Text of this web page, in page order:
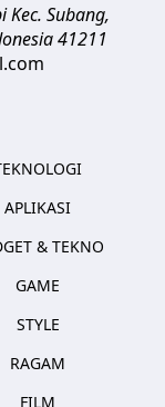
Kec. Subang,
41211
APLIKASI
& TEKNO
GAME
STYLE
RAGAM
FILM